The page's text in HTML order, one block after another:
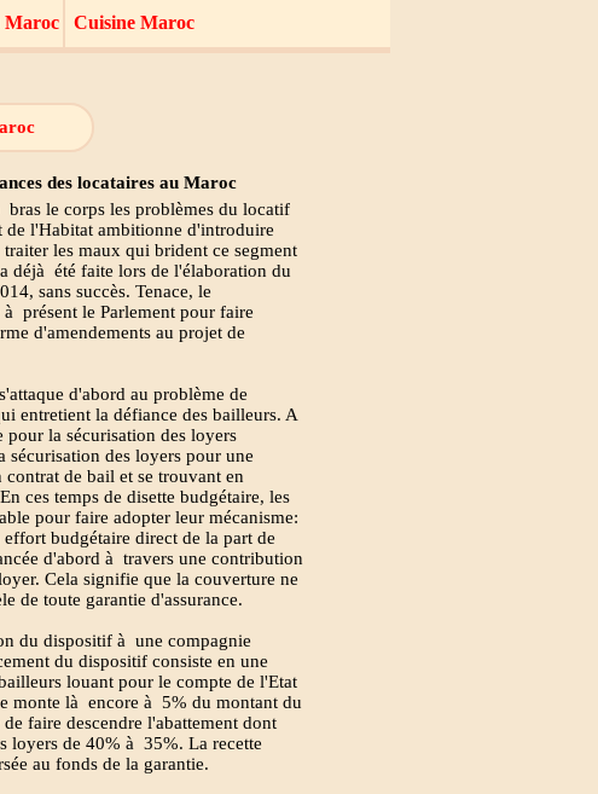
Maroc Cuisine Maroc
des locataires au Maroc
le corps les problèmes du locatif
de l'Habitat ambitionne d'introduire
les maux qui brident ce segment
déjà été faite lors de l'élaboration du
sans succès. Tenace, le
présent le Parlement pour faire
d'amendements au projet de
d'abord au problème de
entretient la défiance des bailleurs. A
pour la sécurisation des loyers
sécurisation des loyers pour une
de bail et se trouvant en
ces temps de disette budgétaire, les
pour faire adopter leur mécanisme:
budgétaire direct de la part de
d'abord à travers une contribution
Cela signifie que la couverture ne
de toute garantie d'assurance.
du dispositif à une compagnie
du dispositif consiste en une
louant pour le compte de l'Etat
monte là encore à 5% du montant du
faire descendre l'abattement dont
loyers de 40% à 35%. La recette
au fonds de la garantie.